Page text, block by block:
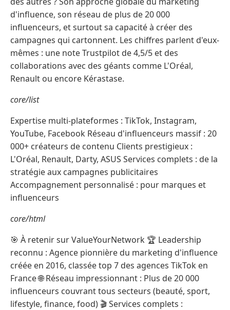
d'influence, son réseau de plus de 20 000
influenceurs, et surtout sa capacité à créer des
campagnes qui cartonnent. Les chiffres parlent d'eux-
mêmes : une note Trustpilot de 4,5/5 et des
collaborations avec des géants comme L'Oréal,
Renault ou encore Kérastase.
core/list
Expertise multi-plateformes : TikTok, Instagram,
YouTube, Facebook Réseau d'influenceurs massif : 20
000+ créateurs de contenu Clients prestigieux :
L'Oréal, Renault, Darty, ASUS Services complets : de la
stratégie aux campagnes publicitaires
Accompagnement personnalisé : pour marques et
influenceurs
core/html
🎯 À retenir sur ValueYourNetwork 🏆 Leadership
reconnu : Agence pionnière du marketing d'influence
créée en 2016, classée top 7 des agences TikTok en
France 🌐 Réseau impressionnant : Plus de 20 000
influenceurs couvrant tous secteurs (beauté, sport,
lifestyle, finance, food) 🎬 Services complets :